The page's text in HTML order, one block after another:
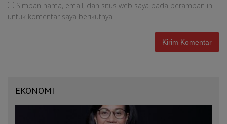
Simpan nama, email, dan situs web saya pada peramban ini
untuk komentar saya berikutnya.
EKONOMI